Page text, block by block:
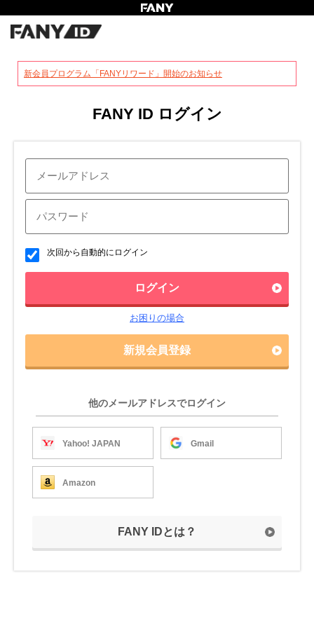
新会員プログラム「FANYリワード」開始のお知らせ
FANY ID ログイン
次回から自動的にログイン
ログイン
お困りの場合
新規会員登録
他のメールアドレスでログイン
Yahoo! JAPAN Gmail
Amazon
FANY IDとは？